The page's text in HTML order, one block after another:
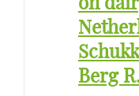
on
Berg